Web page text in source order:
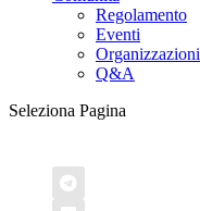
Regolamento
Eventi
Organizzazioni
Q&A
Seleziona Pagina